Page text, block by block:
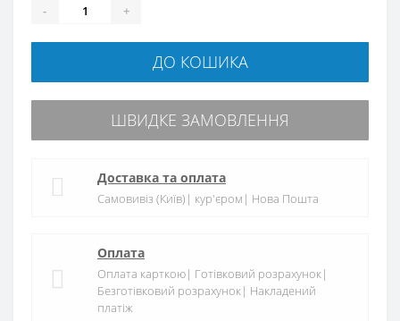
- +
ДО КОШИКА
ШВИДКЕ ЗАМОВЛЕННЯ
Доставка та оплата
Самовивіз (Київ)| кур'єром| Нова Пошта
Оплата
Оплата карткою| Готівковий розрахунок|
Безготівковий розрахунок| Накладений
платіж